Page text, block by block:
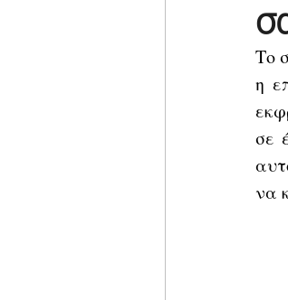
Το
η
σε
να